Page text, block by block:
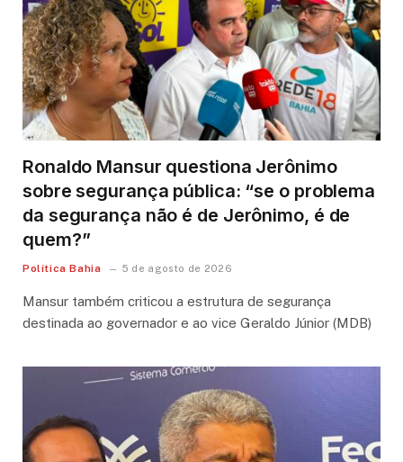
Ronaldo Mansur questiona Jerônimo
sobre segurança pública: “se o problema
da segurança não é de Jerônimo, é de
quem?”
Política Bahia 5 de agosto de 2026
Mansur também criticou a estrutura de segurança
destinada ao governador e ao vice Geraldo Júnior (MDB)